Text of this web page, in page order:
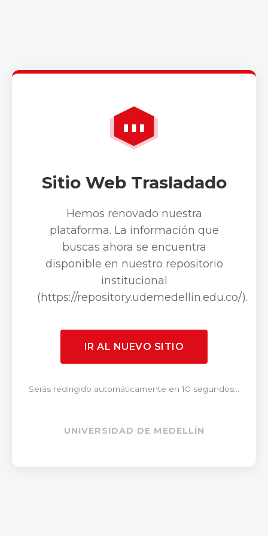
Sitio Web Trasladado
Hemos renovado nuestra
plataforma. La información que
buscas ahora se encuentra
disponible en nuestro repositorio
institucional
(https://repository.udemedellin.edu.co/).
IR AL NUEVO SITIO
Serás redirigido automáticamente en 10 segundos...
UNIVERSIDAD DE MEDELLÍN